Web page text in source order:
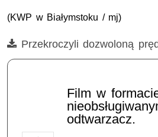
(KWP w Białymstoku / mj)
Film
Przekroczyli dozwoloną
Opis filmu: ruch drogowy,
Film w
odtwarzacz.